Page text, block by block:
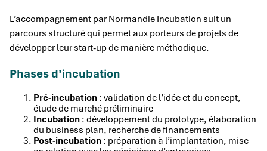
L’accompagnement par Normandie Incubation suit un
parcours structuré qui permet aux porteurs de projets de
développer leur start-up de manière méthodique.
Phases d’incubation
Pré-incubation : validation de l’idée et du concept,
étude de marché préliminaire
Incubation : développement du prototype, élaboration
du business plan, recherche de financements
Post-incubation : préparation à l’implantation, mise